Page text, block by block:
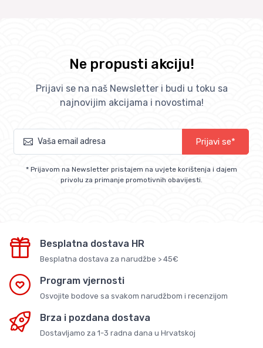
Ne propusti akciju!
Prijavi se na naš Newsletter i budi u toku sa
najnovijim akcijama i novostima!
Prijavi se*
* Prijavom na Newsletter pristajem na uvjete korištenja i dajem
privolu za primanje promotivnih obavijesti.
Besplatna dostava HR
Besplatna dostava za narudžbe > 45€
Program vjernosti
Osvojite bodove sa svakom narudžbom i recenzijom
Brza i pozdana dostava
Dostavljamo za 1-3 radna dana u Hrvatskoj